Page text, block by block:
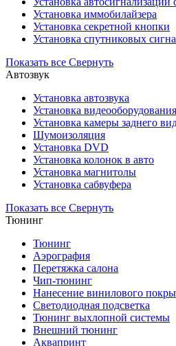
Установка иммобилайзера
Установка секретной кнопки
Установка спутниковых
Показать все Свернуть
Автозвук
Установка автозвука
Установка видеооборудования
Установка камеры заднего
Шумоизоляция
Установка DVD
Установка колонок в авто
Установка магнитолы
Установка сабвуфера
Показать все Свернуть
Тюнинг
Тюнинг
Аэрография
Перетяжка салона
Чип-тюнинг
Нанесение винилового
Светодиодная подсветка
Тюнинг выхлопной системы
Внешний тюнинг
Аквапринт